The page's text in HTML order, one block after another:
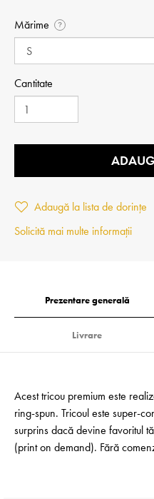
Mărime ?
Cantitate
Adaugă la lista de dorințe
Solicită mai multe informații
Prezentare generală
Livrare
Acest tricou premium este
ring-spun. Tricoul este super-
surprins dacă devine favoritul
(print on demand). Fără